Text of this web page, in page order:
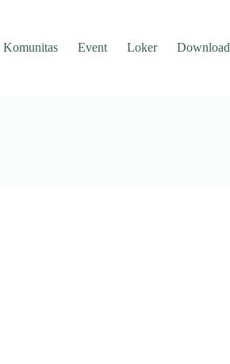
Komunitas Event Loker Download